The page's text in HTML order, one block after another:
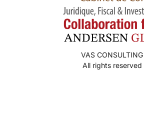
VAS CONSULTING
All rights reserved